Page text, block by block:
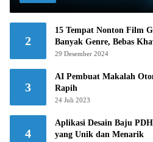
2
15 Tempat Nonton Film
Banyak Genre, Bebas
29 Desember 2024
3
AI Pembuat Makalah
Rapih
24 Juli 2023
4
Aplikasi Desain Baju
yang Unik dan Menarik